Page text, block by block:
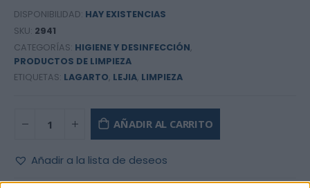
DISPONIBILIDAD: HAY EXISTENCIAS
SKU: 2941
CATEGORÍAS: HIGIENE Y DESINFECCIÓN,
PRODUCTOS DE LIMPIEZA
ETIQUETAS: LAGARTO, LEJIA, LIMPIEZA
AÑADIR AL CARRITO
Añadir a la lista de deseos